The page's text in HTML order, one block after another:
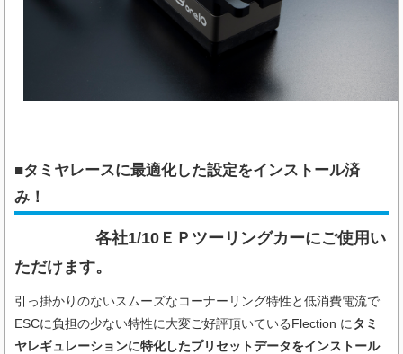
■タミヤレースに最適化した設定をインストール済
み！
各社1/10ＥＰツーリングカーにご使用い
ただけます。
引っ掛かりのないスムーズなコーナーリング特性と低消費電流で
ESCに負担の少ない特性に大変ご好評頂いているFlection にタミ
ヤレギュレーションに特化したプリセットデータをインストール